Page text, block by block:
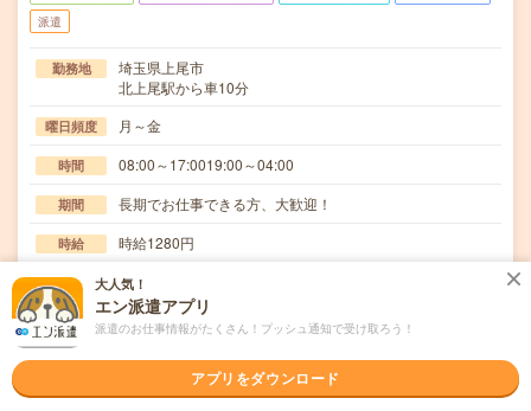
派遣
勤務地
埼玉県上尾市
北上尾駅から車10分
曜日頻度 月～金
時間 08:00～17:0019:00～04:00
期間 長期でお仕事できる方、大歓迎！
時給 時給1280円
交通費規定内支給
仕事内容
自動車用ゴム部品の製造・加工機械へのセット作業、目視
検査など【取扱製品情報】自動車用ゴム部品≪待遇・…
応募資格
職種未経験OK / ブランクOK / 英語力不要
大人気！
エン派遣アプリ
派遣のお仕事情報がたくさん！プッシュ通知で受け取ろう！
アプリをダウンロード